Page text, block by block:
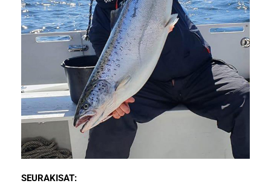
SEURAKISAT: